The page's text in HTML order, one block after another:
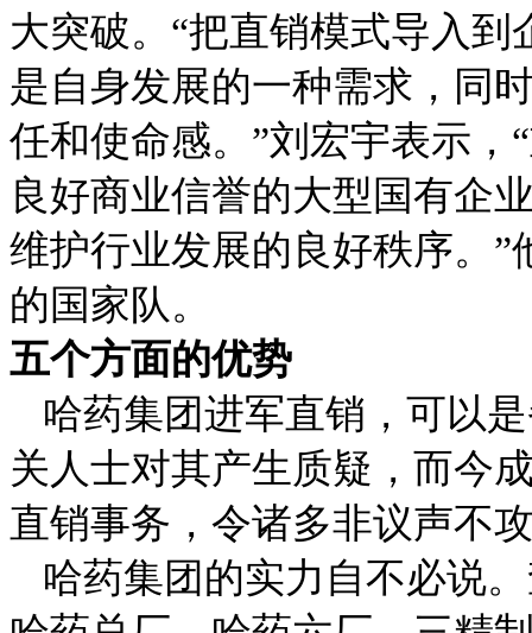
大突破。“把直销模式导入
是自身发展的一种需求，同
任和使命感。”刘宏宇表示
良好商业信誉的大型国有企
维护行业发展的良好秩序。
的国家队。
五个方面的优势
哈药集团进军直销，可以
关人士对其产生质疑，而今
直销事务，令诸多非议声不
哈药集团的实力自不必说